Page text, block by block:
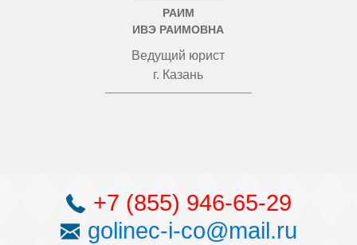
РАИМ
ИВЭ РАИМОВНА
Ведущий юрист
г. Казань
+7 (855) 946-65-29
golinec-i-co@mail.ru